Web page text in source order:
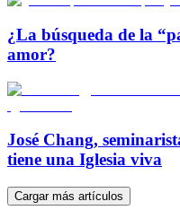
¿La búsqueda de la
amor?
José Chang,
tiene una Iglesia viva
Cargar más artículos